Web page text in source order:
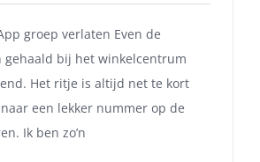
groep verlaten Even de
gehaald bij het winkelcentrum
Het ritje is altijd net te kort
een lekker nummer op de
Ik ben zo’n